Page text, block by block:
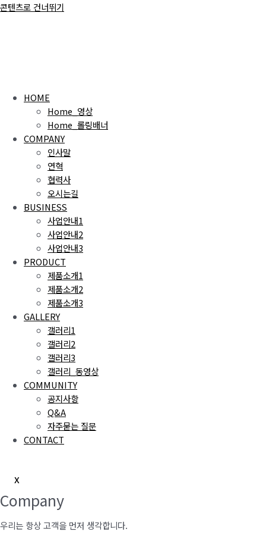
콘텐츠로 건너뛰기
HOME
Home_영상
Home_롤링배너
COMPANY
인사말
연혁
협력사
오시는길
BUSINESS
사업안내1
사업안내2
사업안내3
PRODUCT
제품소개1
제품소개2
제품소개3
GALLERY
갤러리1
갤러리2
갤러리3
갤러리_동영상
COMMUNITY
공지사항
Q&A
자주묻는 질문
CONTACT
X
Company
우리는 항상 고객을 먼저 생각합니다.